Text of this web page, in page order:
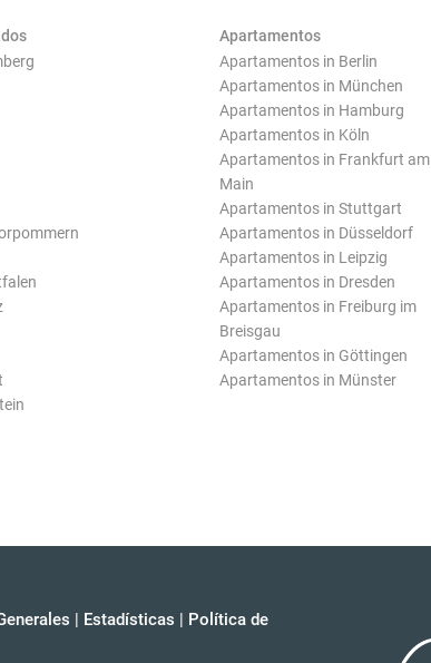
Apartamentos
Apartamentos in Berlin
Apartamentos in München
Apartamentos in Hamburg
Apartamentos in Köln
Apartamentos in Frankfurt am
Main
Apartamentos in Stuttgart
Apartamentos in Düsseldorf
Apartamentos in Leipzig
Apartamentos in Dresden
Apartamentos in Freiburg im
Breisgau
Apartamentos in Göttingen
Apartamentos in Münster
| Estadísticas | Política de